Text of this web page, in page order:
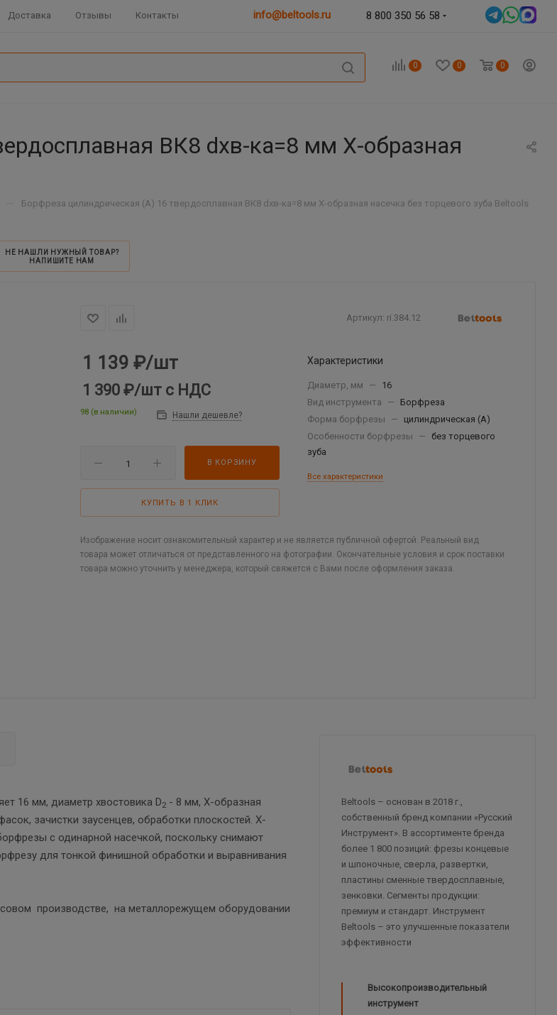
Доставка Отзывы Контакты info@beltools.ru 8 800 350 56 58
0 0 0
ВК8 dхв-ка=8 мм Х-образная
Борфреза цилиндрическая (A) 16 твердосплавная ВК8 dхв-ка=8 мм Х-образная насечка без торцевого зуба Beltools
НЕ НАШЛИ НУЖНЫЙ ТОВАР?
НАПИШИТЕ НАМ
Артикул: ri.384.12
1 139 ₽/шт
1 390 ₽/шт с НДС
98 (в наличии) Нашли дешевле?
В КОРЗИНУ
КУПИТЬ В 1 КЛИК
Характеристики
Диаметр, мм —
16
Вид инструмента
— Борфреза
Форма борфрезы
—
цилиндрическая (A)
Особенности борфрезы
—
без торцевого
зуба
Все характеристики
Изображение носит ознакомительный характер и не является публичной офертой. Реальный вид
товара может отличаться от представленного на фотографии. Окончательные условия и срок поставки
товара можно уточнить у менеджера, который свяжется с Вами после оформления заказа.
16 мм, диаметр хвостовика D2 - 8 мм, Х-образная
зачистки заусенцев, обработки плоскостей. Х-
с одинарной насечкой, поскольку снимают
для тонкой финишной обработки и выравнивания
производстве, на металлорежущем оборудовании
Beltools – основан в 2018 г.,
собственный бренд компании «Русский
Инструмент». В ассортименте бренда
более 1 800 позиций: фрезы концевые
и шпоночные, сверла, развертки,
пластины сменные твердосплавные,
зенковки. Сегменты продукции:
премиум и стандарт. Инструмент
Beltools – это улучшенные показатели
эффективности
Высокопроизводительный
инструмент